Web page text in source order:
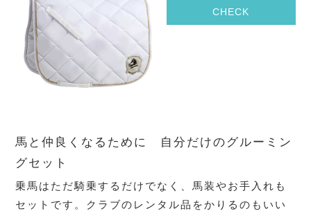
CHECK
馬と仲良くなるために 自分だけのグルーミン
グセット
乗馬はただ騎乗するだけでなく、馬装やお手入れも
セットです。クラブのレンタル品をかりるのもいい